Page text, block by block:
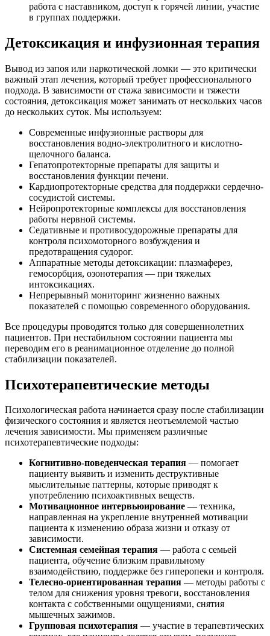
работа с наставником, доступ к горячей линии, участие
в группах поддержки.
Детоксикация и инфузионная терапия
Вывод из запоя или наркотической ломки — это критически
важный этап лечения, который требует профессионального
подхода. В зависимости от стажа зависимости и тяжести
состояния, детоксикация может занимать от нескольких часов
до нескольких суток. Мы используем:
Современные инфузионные растворы для
восстановления водно-электролитного и кислотно-
щелочного баланса.
Гепатопротекторные препараты для защиты и
восстановления функции печени.
Кардиопротекторные средства для поддержки сердечно-
сосудистой системы.
Нейропротекторные комплексы для восстановления
работы нервной системы.
Седативные и противосудорожные препараты для
контроля психомоторного возбуждения и
предотвращения судорог.
Аппаратные методы детоксикации: плазмаферез,
гемосорбция, озонотерапия — при тяжелых
интоксикациях.
Непрерывный мониторинг жизненно важных
показателей с помощью современного оборудования.
Все процедуры проводятся только для совершеннолетних
пациентов. При нестабильном состоянии пациента мы
переводим его в реанимационное отделение до полной
стабилизации показателей.
Психотерапевтические методы
Психологическая работа начинается сразу после стабилизации
физического состояния и является неотъемлемой частью
лечения зависимости. Мы применяем различные
психотерапевтические подходы:
Когнитивно-поведенческая терапия — помогает
пациенту выявить и изменить деструктивные
мыслительные паттерны, которые приводят к
употреблению психоактивных веществ.
Мотивационное интервьюирование — техника,
направленная на укрепление внутренней мотивации
пациента к изменению образа жизни и отказу от
зависимости.
Системная семейная терапия — работа с семьей
пациента, обучение близким правильному
взаимодействию, поддержке без гиперопеки и контроля.
Телесно-ориентированная терапия — методы работы с
телом для снижения уровня тревоги, восстановления
контакта с собственными ощущениями, снятия
мышечных зажимов.
Групповая психотерапия — участие в терапевтических